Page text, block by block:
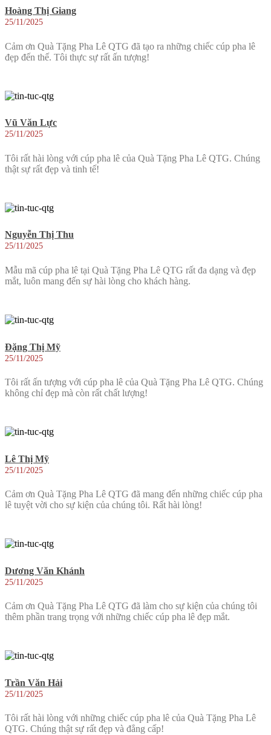
Hoàng Thị Giang
25/11/2025
Cảm ơn Quà Tặng Pha Lê QTG đã tạo ra những chiếc cúp pha lê
đẹp đến thế. Tôi thực sự rất ấn tượng!
Vũ Văn Lực
25/11/2025
Tôi rất hài lòng với cúp pha lê của Quà Tặng Pha Lê QTG. Chúng
thật sự rất đẹp và tinh tế!
Nguyễn Thị Thu
25/11/2025
Mẫu mã cúp pha lê tại Quà Tặng Pha Lê QTG rất đa dạng và đẹp
mắt, luôn mang đến sự hài lòng cho khách hàng.
Đặng Thị Mỹ
25/11/2025
Tôi rất ấn tượng với cúp pha lê của Quà Tặng Pha Lê QTG. Chúng
không chỉ đẹp mà còn rất chất lượng!
Lê Thị Mỹ
25/11/2025
Cảm ơn Quà Tặng Pha Lê QTG đã mang đến những chiếc cúp pha
lê tuyệt vời cho sự kiện của chúng tôi. Rất hài lòng!
Dương Văn Khánh
25/11/2025
Cảm ơn Quà Tặng Pha Lê QTG đã làm cho sự kiện của chúng tôi
thêm phần trang trọng với những chiếc cúp pha lê đẹp mắt.
Trần Văn Hải
25/11/2025
Tôi rất hài lòng với những chiếc cúp pha lê của Quà Tặng Pha Lê
QTG. Chúng thật sự rất đẹp và đẳng cấp!